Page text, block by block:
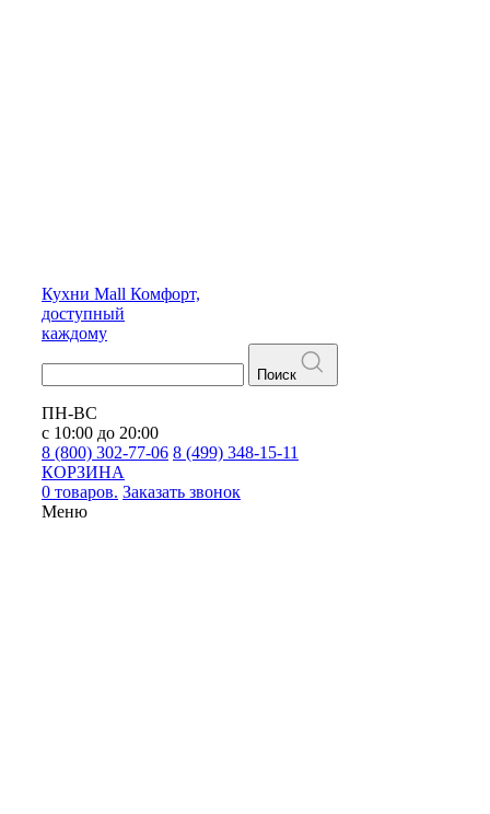
Кухни Mall Комфорт,
доступный
каждому
Поиск
ПН-ВС
с 10:00 до 20:00
8 (800) 302-77-06 8 (499) 348-15-11
КОРЗИНА
0 товаров. Заказать звонок
Меню